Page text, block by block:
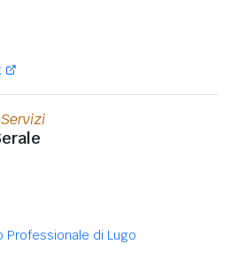
Professionale di Lugo